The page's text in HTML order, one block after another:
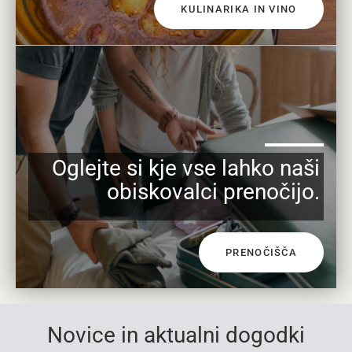
KULINARIKA IN VINO
Oglejte si kje vse lahko naši
obiskovalci prenočijo.
PRENOČIŠČA
Novice in aktualni dogodki